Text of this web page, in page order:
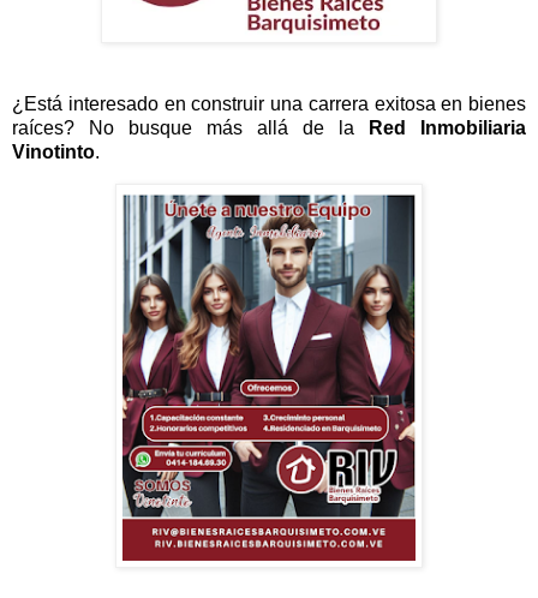
¿Está interesado en construir una carrera exitosa en bienes
raíces? No busque más allá de la Red Inmobiliaria
Vinotinto.